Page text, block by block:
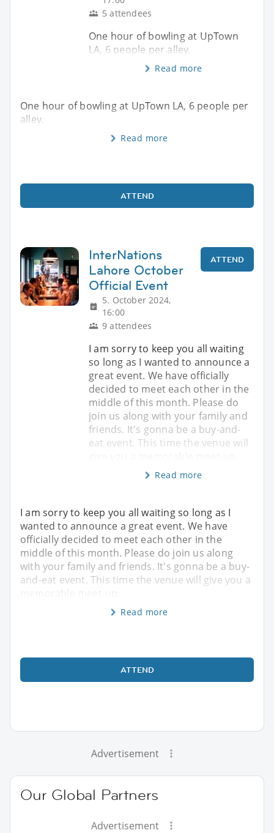
5 attendees
One hour of bowling at UpTown
LA, 6 people per alley.
Read more
One hour of bowling at UpTown LA, 6 people per
alley.
Read more
ATTEND
InterNations
Lahore October
Official Event
5. October 2024,
16:00
9 attendees
ATTEND
I am sorry to keep you all waiting
so long as I wanted to announce a
great event. We have officially
decided to meet each other in the
middle of this month. Please do
join us along with your family and
friends. It's gonna be a buy-and-
eat event. This time the venue will
Read more
I am sorry to keep you all waiting so long as I
wanted to announce a great event. We have
officially decided to meet each other in the
middle of this month. Please do join us along
with your family and friends. It's gonna be a buy-
and-eat event. This time the venue will give you a
Read more
ATTEND
Advertisement
Our Global Partners
Advertisement